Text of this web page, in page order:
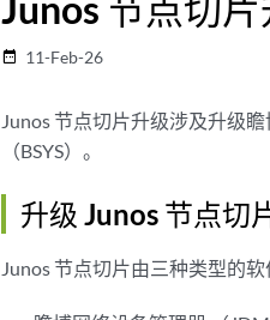
date_range 11-Feb-26
Junos 节点切片升级涉及升级
（BSYS）。
升级 Junos 节点切
Junos 节点切片由三种类型的软